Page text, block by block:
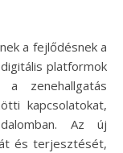
platformok
a zenehallgatás
kapcsolatokat,
Az új
és terjesztését,